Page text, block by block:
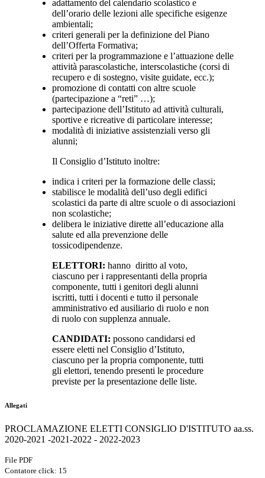
adattamento del calendario scolastico e
dell’orario delle lezioni alle specifiche esigenze
ambientali;
criteri generali per la definizione del Piano
dell’Offerta Formativa;
criteri per la programmazione e l’attuazione delle
attività parascolastiche, interscolastiche (corsi di
recupero e di sostegno, visite guidate, ecc.);
promozione di contatti con altre scuole
(partecipazione a “reti” …);
partecipazione dell’Istituto ad attività culturali,
sportive e ricreative di particolare interesse;
modalità di iniziative assistenziali verso gli
alunni;
Il Consiglio d’Istituto inoltre:
indica i criteri per la formazione delle classi;
stabilisce le modalità dell’uso degli edifici
scolastici da parte di altre scuole o di associazioni
non scolastiche;
delibera le iniziative dirette all’educazione alla
salute ed alla prevenzione delle
tossicodipendenze.
ELETTORI: hanno diritto al voto,
ciascuno per i rappresentanti della propria
componente, tutti i genitori degli alunni
iscritti, tutti i docenti e tutto il personale
amministrativo ed ausiliario di ruolo e non
di ruolo con supplenza annuale.
CANDIDATI: possono candidarsi ed
essere eletti nel Consiglio d’Istituto,
ciascuno per la propria componente, tutti
gli elettori, tenendo presenti le procedure
previste per la presentazione delle liste.
Allegati
PROCLAMAZIONE ELETTI CONSIGLIO D'ISTITUTO aa.ss.
2020-2021 -2021-2022 - 2022-2023
File PDF
Contatore click: 15